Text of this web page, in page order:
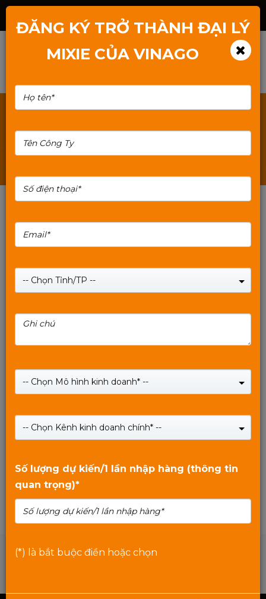
Giá:489,000₫
SHOP NOW
0
5
ĐĂNG KÝ TRỞ THÀNH ĐẠI LÝ
MIXIE CỦA VINAGO
-- Chọn Tỉnh/TP --
-- Chọn Mô hình kinh doanh* --
-- Chọn Kênh kinh doanh chính* --
Số lượng dự kiến/1 lần nhập hàng (thông tin
quan trọng)*
(*) là bắt buộc điền hoặc chọn